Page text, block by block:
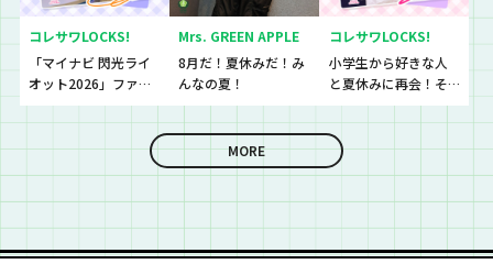
コレサワLOCKS!
「マイナビ 閃光ライ
オット2026」ファイ
ナリストたちの音源
を聴いていきます！
Mrs. GREEN APPLE
8月だ！夏休みだ！み
んなの夏！
コレサワLOCKS!
小学生から好きな人
と夏休みに再会！そ
して、最後に嬉しいお
知らせも！
MORE